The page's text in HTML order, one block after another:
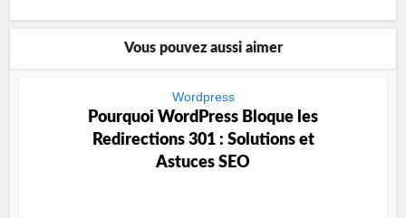
Vous pouvez aussi aimer
Wordpress
Pourquoi WordPress Bloque les
Redirections 301 : Solutions et
Astuces SEO